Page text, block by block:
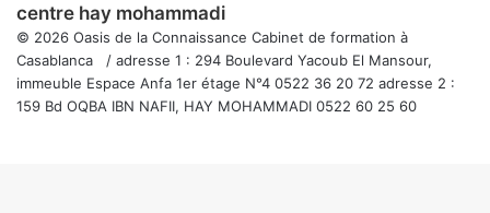
centre hay mohammadi
© 2026 Oasis de la Connaissance Cabinet de formation à
Casablanca / adresse 1 : 294 Boulevard Yacoub El Mansour,
immeuble Espace Anfa 1er étage N°4 0522 36 20 72 adresse 2 :
159 Bd OQBA IBN NAFII, HAY MOHAMMADI 0522 60 25 60